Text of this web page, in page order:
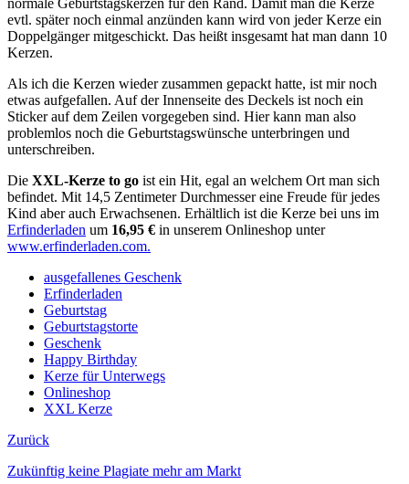
normale Geburtstagskerzen für den Rand. Damit man die Kerze
evtl. später noch einmal anzünden kann wird von jeder Kerze ein
Doppelgänger mitgeschickt. Das heißt insgesamt hat man dann 10
Kerzen.
Als ich die Kerzen wieder zusammen gepackt hatte, ist mir noch
etwas aufgefallen. Auf der Innenseite des Deckels ist noch ein
Sticker auf dem Zeilen vorgegeben sind. Hier kann man also
problemlos noch die Geburtstagswünsche unterbringen und
unterschreiben.
Die XXL-Kerze to go ist ein Hit, egal an welchem Ort man sich
befindet. Mit 14,5 Zentimeter Durchmesser eine Freude für jedes
Kind aber auch Erwachsenen. Erhältlich ist die Kerze bei uns im
Erfinderladen um 16,95 € in unserem Onlineshop unter
www.erfinderladen.com.
ausgefallenes Geschenk
Erfinderladen
Geburtstag
Geburtstagstorte
Geschenk
Happy Birthday
Kerze für Unterwegs
Onlineshop
XXL Kerze
Zurück
Zukünftig keine Plagiate mehr am Markt